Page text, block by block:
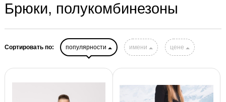
Брюки, полукомбинезоны
Сортировать по: популярности имени цене